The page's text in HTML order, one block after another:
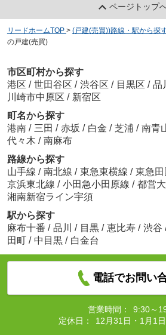
ページトップ
リードホームTOP > (戸建(売買))路線・駅から探
の戸建(売買)
市区町村から探す
港区 / 世田谷区 / 渋谷区 / 目黒区 / 品
川崎市中原区 / 新宿区
町名から探す
港南 / 三田 / 赤坂 / 白金 / 芝浦 / 南青
代々木 / 南麻布
路線から探す
山手線 / 南北線 / 東急東横線 / 東急
京浜東北線 / 小田急小田原線 / 都営
湘南新宿ライン宇須
駅から探す
麻布十番 / 品川 / 目黒 / 恵比寿 / 渋谷
田町 / 中目黒 / 白金台
電話でお問い
営業時間：
9:30～
定休日：
12月31日・1月1